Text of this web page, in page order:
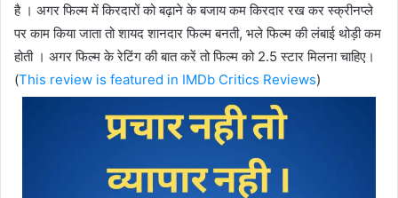
है । अगर फिल्म में किरदारों को बढ़ाने के बजाय कम किरदार रख कर स्क्रीनप्ले
पर काम किया जाता तो शायद शानदार फिल्म बनती, भले फिल्म की लंबाई थोड़ी कम
होती । अगर फिल्म के रेटिंग की बात करें तो फिल्म को 2.5 स्टार मिलना चाहिए।
(This review is featured in IMDb Critics Reviews)